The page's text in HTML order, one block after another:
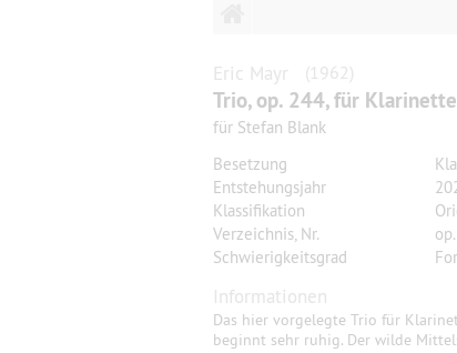
Eric Mayr (1962)
Trio, op. 244, für
für Stefan Blank
Besetzung
Entstehungsjahr
Klassifikation
Verzeichnis, Nr.
Schwierigkeitsgrad
Informationen
Das hier vorgelegte Trio für
beginnt sehr ruhig. Der wilde